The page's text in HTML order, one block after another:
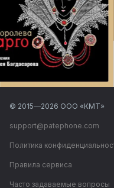
© 2015—2026 ООО «КМТ»
support@patephone.com
Политика
Правила сервиса
Часто задаваемые вопросы